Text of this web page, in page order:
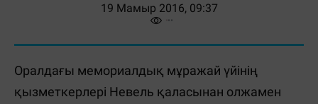
19 Мамыр 2016, 09:37
Оралдағы мемориалдық мұражай үйінің
қызметкерлері Невель қаласынан олжамен